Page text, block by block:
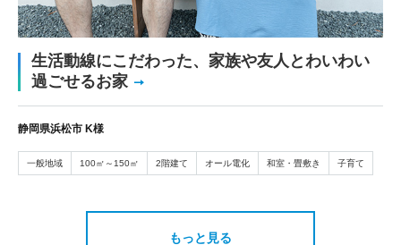
生活動線にこだわった、家族や友人とわいわい
過ごせるお家
静岡県浜松市 K様
一般地域 100㎡～150㎡ 2階建て オール電化 和室・畳敷き 子育て
もっと見る